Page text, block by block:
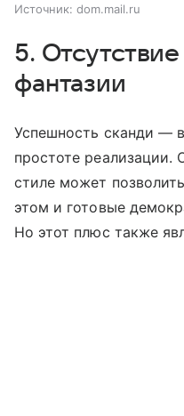
Источник: dom.mail.ru
5.
фантазии
Успешность сканди —
простоте реализации.
стиле может
этом и готовые
Но этот плюс также